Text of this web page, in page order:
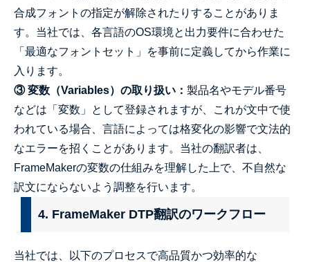
合成フォントの指定が解除されたりすることがありま
す。当社では、各言語のOS環境と出力要件に合わせた
「最適なフォントセット」を事前に定義してから作業に
入ります。
③ 変数（Variables）の取り扱い： 製品名やモデル番号
などは「変数」として登録されますが、これが文中で使
われている場合、言語によっては格変化の影響で文法的
なエラーを招くことがあります。当社の翻訳者は、
FrameMakerの変数の仕組みを理解した上で、不自然な
訳文にならないよう調整を行います。
4. FrameMaker DTP翻訳のワークフロー
当社では、以下のプロセスで高品質かつ効率的な